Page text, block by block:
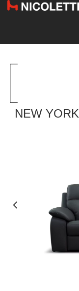
NEW YORK